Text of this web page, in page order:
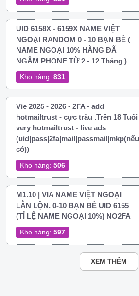
UID 6158X - 6159X NAME VIỆT
NGOẠI RANDOM 0 - 10 BẠN BÈ (
NAME NGOẠI 10% HÀNG ĐÃ
NGÂM PHONE TỪ 2 - 12 Tháng )
Kho hàng: 831
Vie 2025 - 2026 - 2FA - add
hotmailtrust - cực trâu .Trên 18 Tuổi
very hotmailtrust - live ads
(uid|pass|2fa|mail|passmail|mkp(nếu
có))
Kho hàng: 506
M1.10 | VIA NAME VIỆT NGOẠI
LẪN LỘN. 0-10 BẠN BÈ UID 6155
(TỈ LỆ NAME NGOẠI 10%) NO2FA
Kho hàng: 597
XEM THÊM